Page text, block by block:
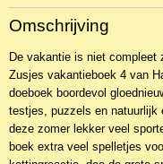
Productcode
NBKJ-17037
EAN code
9789043933711
Omschrijving
De vakantie is niet compleet
Zusjes vakantieboek 4 van
doeboek boordevol
testjes, puzzels en natuurlijk
deze zomer lekker veel
boek extra veel spelletjes